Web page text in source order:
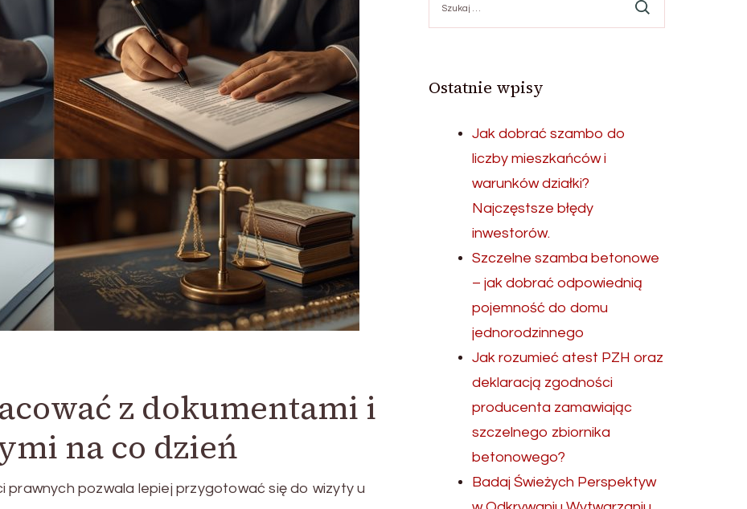
z dokumentami i
na co dzień
prawnych pozwala lepiej przygotować się do wizyty u
Ostatnie wpisy
Jak dobrać szambo do
liczby mieszkańców i
warunków działki?
Najczęstsze błędy
inwestorów.
Szczelne szamba betonowe
– jak dobrać odpowiednią
pojemność do domu
jednorodzinnego
Jak rozumieć atest PZH oraz
deklaracją zgodności
producenta zamawiając
szczelnego zbiornika
betonowego?
Badaj Świeżych Perspektyw